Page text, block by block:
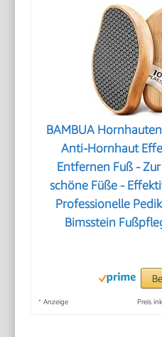
BAMBUA
Anti-Hornhaut
Entfernen Fuß -
schöne Füße -
Professionelle
Bimsstein
* Anzeige Preis